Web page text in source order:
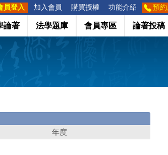
員登入 加入會員 購買授權 功能介紹 預
論著 法學題庫 會員專區 論著投稿
年度